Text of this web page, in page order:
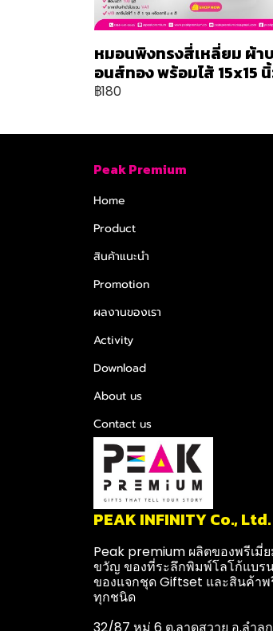
หมอนพิงทรงสี่เหลี่ยม ผ้า
อนส์ทอง พร้อมไส้ 15x15
฿180
Peak Premium
Home
Product
สินค้าแนะนำ
Promotion
ผลงานของเรา
Activity
Download
About us
Contact us
PEAK INFINITY Co., Ltd.
Peak premium ผลิตของพรีเมี่
ขวัญ ของที่ระลึกพิมพ์โลโก้แบร
ของแจกชุด Giftset และสินค้าพ
ทุกชนิด
32/87 หมู่ 6 ต.ลาดสวาย อ.ลำลู